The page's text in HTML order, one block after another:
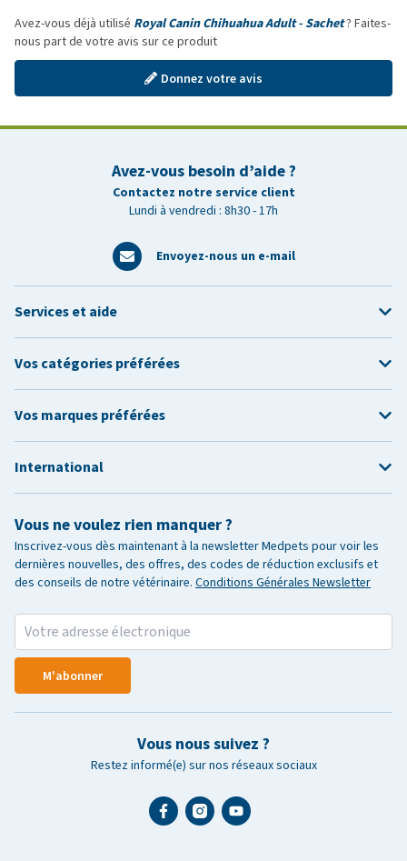
Avez-vous déjà utilisé Royal Canin Chihuahua Adult - Sachet? Faites-
nous part de votre avis sur ce produit
Donnez votre avis
Avez-vous besoin d’aide ?
Contactez notre service client
Lundi à vendredi : 8h30 - 17h
Envoyez-nous un e-mail
Vous ne voulez rien manquer ?
Inscrivez-vous dès maintenant à la newsletter Medpets pour voir les
dernières nouvelles, des offres, des codes de réduction exclusifs et
des conseils de notre vétérinaire. Conditions Générales Newsletter
M'abonner
Vous nous suivez ?
Restez informé(e) sur nos réseaux sociaux
Services et aide
Vos catégories préférées
Vos marques préférées
International